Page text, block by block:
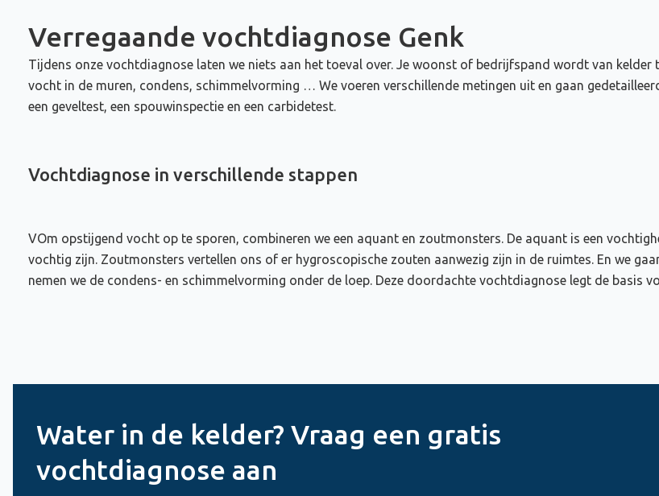
Verregaande vochtdiagnose Genk
Tijdens onze vochtdiagnose laten we niets aan het toeval over. Je woonst of bedrijfspand wordt van
vocht in de muren, condens, schimmelvorming … We voeren verschillende metingen uit en gaan
een geveltest, een spouwinspectie en een carbidetest.
Vochtdiagnose in verschillende stappen
VOm opstijgend vocht op te sporen, combineren we een aquant en zoutmonsters. De aquant is een
vochtig zijn. Zoutmonsters vertellen ons of er hygroscopische zouten aanwezig zijn in de ruimtes. En we
nemen we de condens- en schimmelvorming onder de loep. Deze doordachte vochtdiagnose legt de basis
Water in de kelder? Vraag een gratis
vochtdiagnose aan